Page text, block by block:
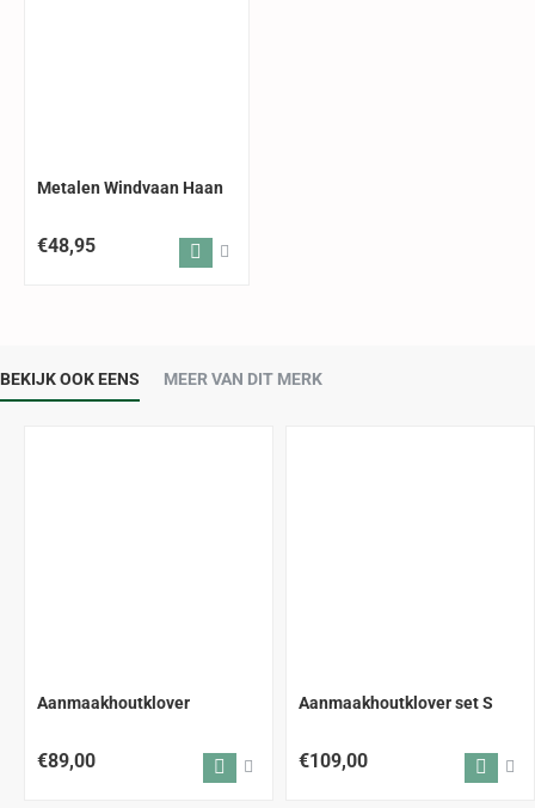
Metalen Windvaan Haan
€48,95
BEKIJK OOK EENS MEER VAN DIT MERK
Aanmaakhoutklover
€89,00
Aanmaakhoutklover set S
€109,00